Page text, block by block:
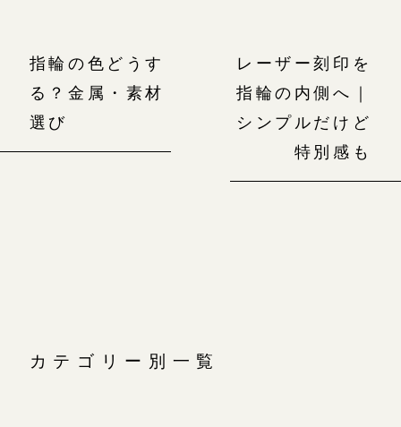
指輪の色どうす
る？金属・素材
選び
レーザー刻印を
指輪の内側へ｜
シンプルだけど
特別感も
カテゴリー別一覧